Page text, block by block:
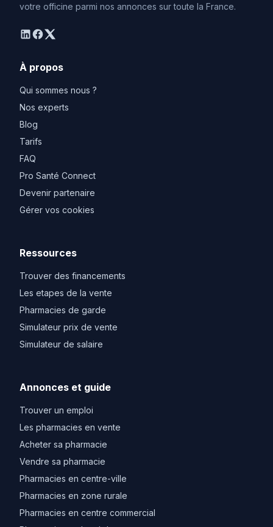
votre officine parmi nos annonces sur toute la France.
linkedin
facebook
twitter
À propos
Qui sommes nous ?
Nos experts
Blog
Tarifs
FAQ
Pro Santé Connect
Devenir partenaire
Gérer vos cookies
Ressources
Trouver des financements
Les etapes de la vente
Pharmacies de garde
Simulateur prix de vente
Simulateur de salaire
Annonces et guide
Trouver un emploi
Les pharmacies en vente
Acheter sa pharmacie
Vendre sa pharmacie
Pharmacies en centre-ville
Pharmacies en zone rurale
Pharmacies en centre commercial